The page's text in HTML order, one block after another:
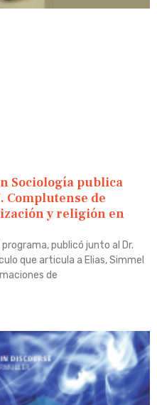
Sociología publica
Complutense de
y religión en
publicó junto al Dr.
que articula a Elias, Simmel
de